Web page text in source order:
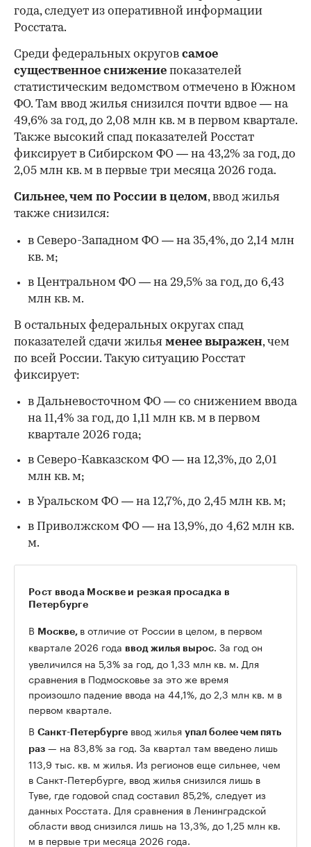
года, следует из оперативной информации
Росстата.
Среди федеральных округов самое
существенное снижение показателей
статистическим ведомством отмечено в Южном
ФО. Там ввод жилья снизился почти вдвое — на
49,6% за год, до 2,08 млн кв. м в первом квартале.
Также высокий спад показателей Росстат
фиксирует в Сибирском ФО — на 43,2% за год, до
2,05 млн кв. м в первые три месяца 2026 года.
Сильнее, чем по России в целом, ввод жилья
также снизился:
в Северо-Западном ФО — на 35,4%, до 2,14 млн
кв. м;
в Центральном ФО — на 29,5% за год, до 6,43
млн кв. м.
В остальных федеральных округах спад
показателей сдачи жилья менее выражен, чем
по всей России. Такую ситуацию Росстат
фиксирует:
в Дальневосточном ФО — со снижением ввода
на 11,4% за год, до 1,11 млн кв. м в первом
квартале 2026 года;
в Северо-Кавказском ФО — на 12,3%, до 2,01
млн кв. м;
в Уральском ФО — на 12,7%, до 2,45 млн кв. м;
в Приволжском ФО — на 13,9%, до 4,62 млн кв.
м.
Рост ввода Москве и резкая просадка в
Петербурге
В Москве, в отличие от России в целом, в первом
квартале 2026 года ввод жилья вырос. За год он
увеличился на 5,3% за год, до 1,33 млн кв. м. Для
сравнения в Подмосковье за это же время
произошло падение ввода на 44,1%, до 2,3 млн кв. м в
первом квартале.
В Санкт-Петербурге ввод жилья упал более чем пять
раз — на 83,8% за год. За квартал там введено лишь
113,9 тыс. кв. м жилья. Из регионов еще сильнее, чем
в Санкт-Петербурге, ввод жилья снизился лишь в
Туве, где годовой спад составил 85,2%, следует из
данных Росстата. Для сравнения в Ленинградской
области ввод снизился лишь на 13,3%, до 1,25 млн кв.
м в первые три месяца 2026 года.